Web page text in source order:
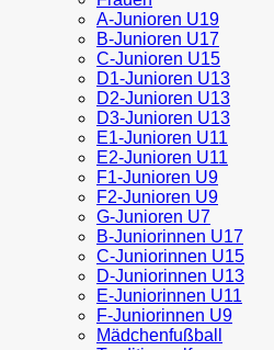
A-Junioren U19
B-Junioren U17
C-Junioren U15
D1-Junioren U13
D2-Junioren U13
D3-Junioren U13
E1-Junioren U11
E2-Junioren U11
F1-Junioren U9
F2-Junioren U9
G-Junioren U7
B-Juniorinnen U17
C-Juniorinnen U15
D-Juniorinnen U13
E-Juniorinnen U11
F-Juniorinnen U9
Mädchenfußball